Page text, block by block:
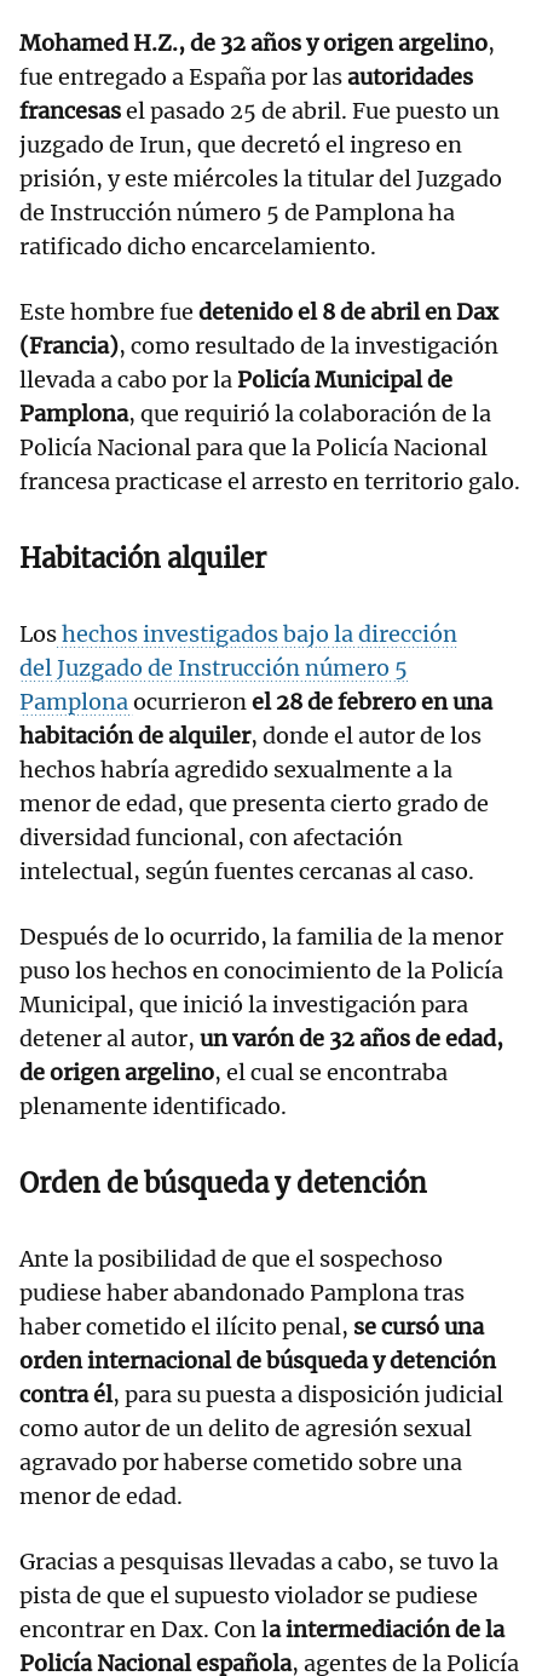
Mohamed H.Z., de 32 años y origen argelino,
fue entregado a España por lasautoridades
francesasel pasado 25 de abril. Fue puesto un
juzgado de Irun, que decretó el ingreso en
prisión, y este miércoles la titular del Juzgado
de Instrucción número 5 de Pamplona ha
ratificado dicho encarcelamiento.
Este hombre fue detenido el 8 de abril en Dax
(Francia), como resultado de la investigación
llevada a cabo por laPolicía Municipal de
Pamplona, que requirió la colaboración de la
Policía Nacional para que la Policía Nacional
francesa practicase el arresto en territorio galo.
Habitación alquiler
Loshechos investigados bajo la dirección
del Juzgado de Instrucción número 5
Pamplonaocurrieronel 28 de febrero en una
habitación de alquiler, donde el autor de los
hechos habría agredido sexualmente a la
menor de edad, que presenta cierto grado de
diversidad funcional, con afectación
intelectual, según fuentes cercanas al caso.
Después de lo ocurrido, la familia de la menor
puso los hechos en conocimiento de la Policía
Municipal, que inició la investigación para
detener al autor, un varón de 32 años de edad,
de origen argelino, el cual se encontraba
plenamente identificado.
Orden de búsqueda y detención
Ante la posibilidad de que el sospechoso
pudiese haber abandonado Pamplona tras
haber cometido el ilícito penal, se cursó una
orden internacional de búsqueda y detención
contra él, para su puesta a disposición judicial
como autor de un delito de agresión sexual
agravado por haberse cometido sobre una
menor de edad.
Gracias a pesquisas llevadas a cabo, se tuvo la
pista de que el supuesto violador se pudiese
encontrar en Dax. Con la intermediación de la
Policía Nacional española, agentes de la Policía